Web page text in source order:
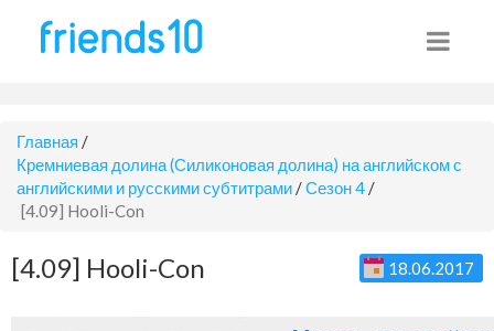
Главная /
Кремниевая долина (Силиконовая долина) на английском с
английскими и русскими субтитрами /Сезон 4 /
[4.09] Hooli-Con
[4.09] Hooli-Con 18.06.2017